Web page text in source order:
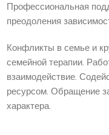
Профессиональная
преодоления
Конфликты в семье и
семейной терапии.
взаимодействие.
ресурсом. Обращение
характера.